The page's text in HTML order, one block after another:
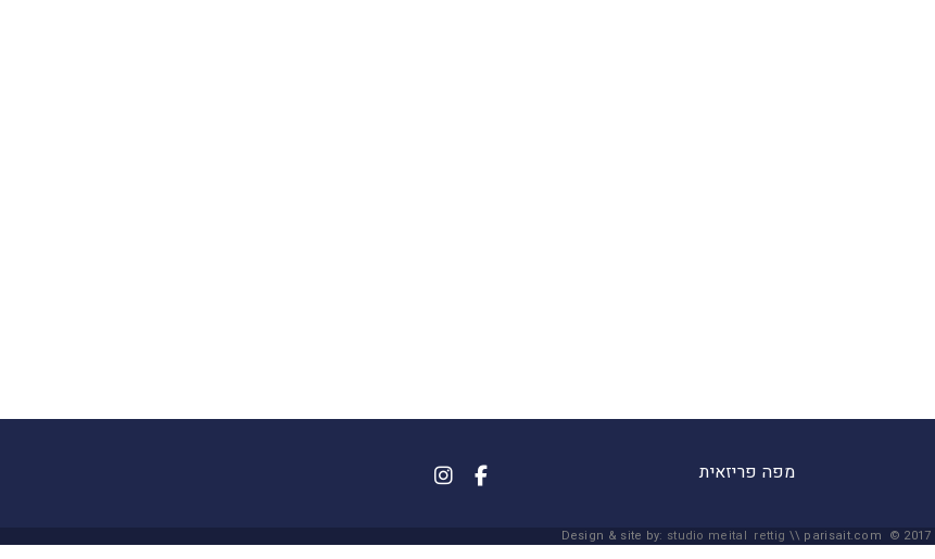
מפה פריזאית
Design & site by: studio meital rettig \\ parisait.com © 2017